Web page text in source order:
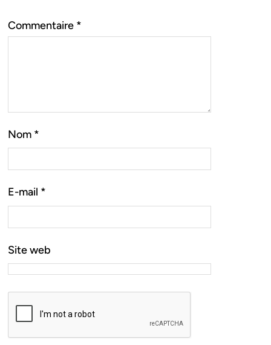
Commentaire *
Nom *
E-mail *
Site web